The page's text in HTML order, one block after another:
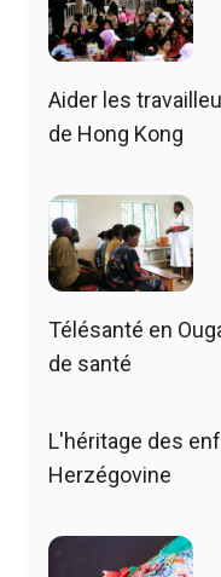
Aider les
de Hong Kong
Télésanté en
de santé
L'héritage des
Herzégovine